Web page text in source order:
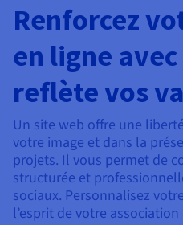
Renforcez
en ligne
reflète vos
Un site web offre une
votre image et dans la
projets. Il vous permet de
structurée et
sociaux. Personnalisez
l’esprit de votre